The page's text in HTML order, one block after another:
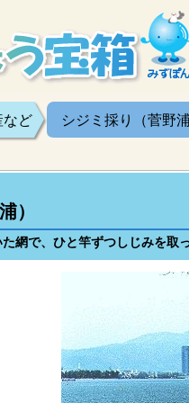
など シジミ採り（菅野
）
網で、ひと竿ずつしじみを